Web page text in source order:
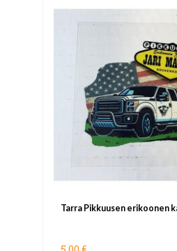
Tarra Pikkuusen erikoonen